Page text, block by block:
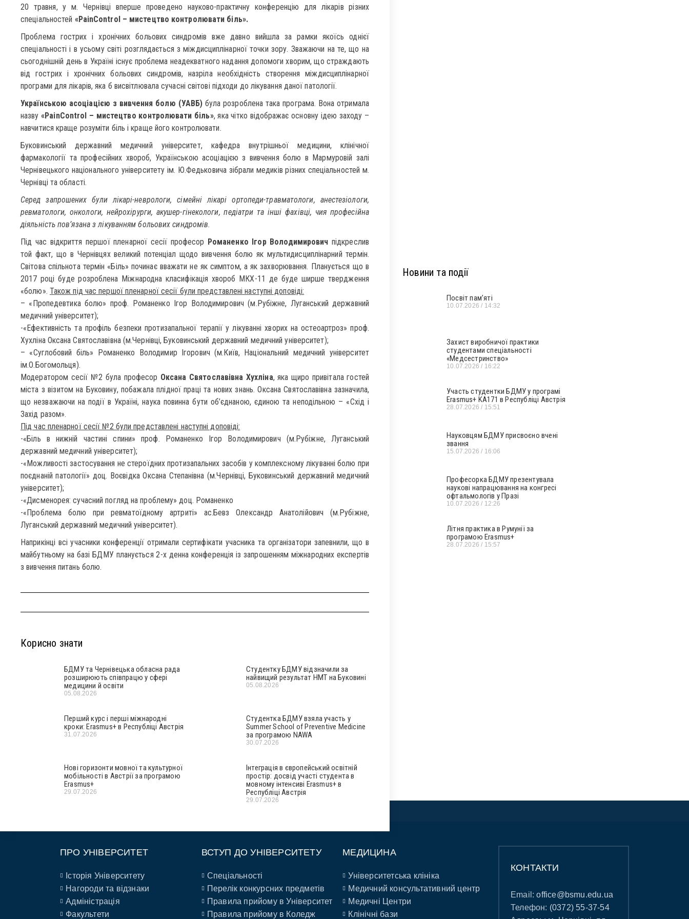
20 травня, у м. Чернівці вперше проведено науково-практичну конференцію для лікарів різних
спеціальностей «PainControl – мистецтво контролювати біль».
Проблема гострих і хронічних больових синдромів вже давно вийшла за рамки якоїсь однієї
спеціальності і в усьому світі розглядається з міждисциплінарної точки зору. Зважаючи на те, що на
сьогоднішній день в Україні існує проблема неадекватного надання допомоги хворим, що страждають
від гострих і хронічних больових синдромів, назріла необхідність створення міждисциплінарної
програми для лікарів, яка б висвітлювала сучасні світові підходи до лікування даної патології.
Українською асоціацією з вивчення болю (УАВБ) була розроблена така програма. Вона отримала
назву«PainControl – мистецтво контролювати біль», яка чітко відображає основну ідею заходу –
навчитися краще розуміти біль і краще його контролювати.
Буковинський державний медичний університет, кафедра внутрішньої медицини, клінічної
фармакології та професійних хвороб, Українською асоціацією з вивчення болю в Мармуровій залі
Чернівецького національного університету ім. Ю.Федьковича зібрали медиків різних спеціальностей м.
Чернівці та області.
Серед запрошених були лікарі-неврологи, сімейні лікарі ортопеди-травматологи, анестезіологи,
ревматологи, онкологи, нейрохірурги, акушер-гінекологи, педіатри та інші фахівці, чия професійна
діяльність пов’язана з лікуванням больових синдромів.
Під час відкриття першої пленарної сесії професор Романенко Ігор Володимирович підкреслив
той факт, що в Чернівцях великий потенціал щодо вивчення болю як мультидисциплінарний термін.
Світова спільнота термін «Біль» починає вважати не як симптом, а як захворювання. Планується що в
2017 році буде розроблена Міжнародна класифікація хвороб МКХ-11 де буде ширше твердження
«болю». Також під час першої пленарної сесії були представлені наступні доповіді:
– «Пропедевтика болю» проф. Романенко Ігор Володимирович (м.Рубіжне, Луганський державний
медичний університет);
-«Ефективність та профіль безпеки протизапальної терапії у лікуванні хворих на остеоартроз» проф.
Хухліна Оксана Святославівна (м.Чернівці, Буковинський державний медичний університет);
– «Суглобовий біль» Романенко Володимир Ігорович (м.Київ, Національний медичний університет
ім.О.Богомольця).
Модератором сесії №2 була професор Оксана Святославівна Хухліна, яка щиро привітала гостей
міста з візитом на Буковину, побажала плідної праці та нових знань. Оксана Святославівна зазначила,
що незважаючи на події в Україні, наука повинна бути об’єднаною, єдиною та неподільною – «Схід і
Захід разом».
Під час пленарної сесії №2 були представлені наступні доповіді:
-«Біль в нижній частині спини» проф. Романенко Ігор Володимирович (м.Рубіжне, Луганський
державний медичний університет);
-«Можливості застосування не стероїдних протизапальних засобів у комплексному лікуванні болю при
поєднаній патології» доц. Воєвідка Оксана Степанівна (м.Чернівці, Буковинський державний медичний
університет);
-«Дисменорея: сучасний погляд на проблему» доц. Романенко
-«Проблема болю при ревматоїдному артриті» ас.Бевз Олександр Анатолійович (м.Рубіжне,
Луганський державний медичний університет).
Наприкінці всі учасники конференції отримали сертифікати учасника та організатори запевнили, що в
майбутньому на базі БДМУ планується 2-х денна конференція із запрошенням міжнародних експертів
з вивчення питань болю.
Корисно знати
БДМУ та Чернівецька обласна рада
розширюють співпрацю у сфері
медицини й освіти
05.08.2026
Студентку БДМУ відзначили за
найвищий результат НМТ на Буковині
05.08.2026
Перший курс і перші міжнародні
кроки: Erasmus+ в Республіці Австрія
31.07.2026
Студентка БДМУ взяла участь у
Summer School of Preventive Medicine
за програмою NAWA
30.07.2026
Нові горизонти мовної та культурної
мобільності в Австрії за програмою
Erasmus+
29.07.2026
Інтеграція в європейський освітній
простір: досвід участі студента в
мовному інтенсиві Erasmus+ в
Республіці Австрія
29.07.2026
Новини та події
Посвіт пам’яті
10.07.2026 14:32
Захист виробничої практики
студентами спеціальності
«Медсестринство»
10.07.2026 16:22
Участь студентки БДМУ у програмі
Erasmus+ KA171 в Республіці Австрія
28.07.2026 15:51
Науковцям БДМУ присвоєно вчені
звання
15.07.2026 16:06
Професорка БДМУ презентувала
наукові напрацювання на конгресі
офтальмологів у Празі
10.07.2026 12:26
Літня практика в Румунії за
програмою Erasmus+
28.07.2026 15:57
ПРО УНІВЕРСИТЕТ
Історія Університету
Нагороди та відзнаки
Адміністрація
Факультети
ВСТУП ДО УНІВЕРСИТЕТУ
Спеціальності
Перелік конкурсних предметів
Правила прийому в Університет
Правила прийому в Коледж
МЕДИЦИНА
Університетська клініка
Медичний консультативний центр
Медичні Центри
Клінічні бази
КОНТАКТИ
Email:office@bsmu.edu.ua
Телефон: (0372) 55-37-54